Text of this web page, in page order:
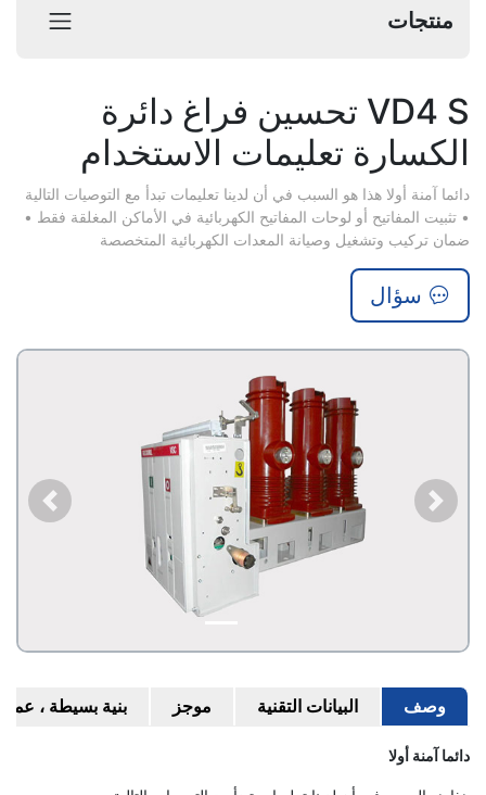
منتجات
VD4 S تحسين فراغ دائرة
الكسارة تعليمات الاستخدام
دائما آمنة أولا هذا هو السبب في أن لدينا تعليمات تبدأ مع التوصيات التالية
• تثبيت المفاتيح أو لوحات المفاتيح الكهربائية في الأماكن المغلقة فقط •
ضمان تركيب وتشغيل وصيانة المعدات الكهربائية المتخصصة
سؤال
وصف البيانات التقنية موجز بنية بسيطة ،
دائما آمنة أولا